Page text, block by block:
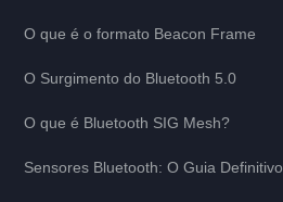
O que é o formato Beacon Frame
O Surgimento do Bluetooth 5.0
O que é Bluetooth SIG Mesh?
Sensores Bluetooth: O Guia Definitivo